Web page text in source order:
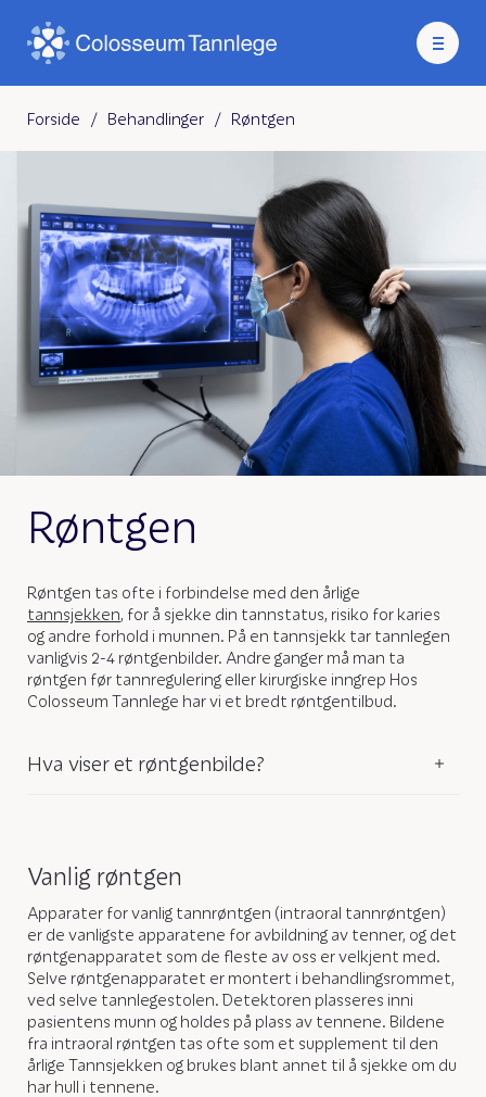
Forside / Behandlinger / Røntgen
Røntgen
Røntgen tas ofte i forbindelse med den årlige
tannsjekken, for å sjekke din tannstatus, risiko for karies
og andre forhold i munnen. På en tannsjekk tar tannlegen
vanligvis 2-4 røntgenbilder. Andre ganger må man ta
røntgen før tannregulering eller kirurgiske inngrep Hos
Colosseum Tannlege har vi et bredt røntgentilbud.
Hva viser et røntgenbilde?
Vanlig røntgen
Apparater for vanlig tannrøntgen (intraoral tannrøntgen)
er de vanligste apparatene for avbildning av tenner, og det
røntgenapparatet som de fleste av oss er velkjent med.
Selve røntgenapparatet er montert i behandlingsrommet,
ved selve tannlegestolen. Detektoren plasseres inni
pasientens munn og holdes på plass av tennene. Bildene
fra intraoral røntgen tas ofte som et supplement til den
årlige Tannsjekken og brukes blant annet til å sjekke om du
har hull i tennene.